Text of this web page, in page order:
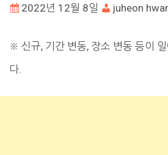
2022년 12월 8일 juheon
※ 신규, 기간 변동, 장소 변동 등이
다.